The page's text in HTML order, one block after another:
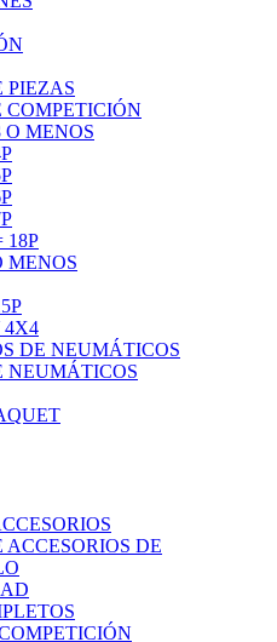
PIEZAS
O MENOS
18P
MENOS
4X4
DE NEUMÁTICOS
NEUMÁTICOS
ACCESORIOS DE